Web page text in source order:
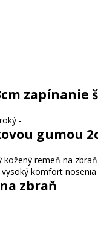
zapínanie
gumou
zbraň